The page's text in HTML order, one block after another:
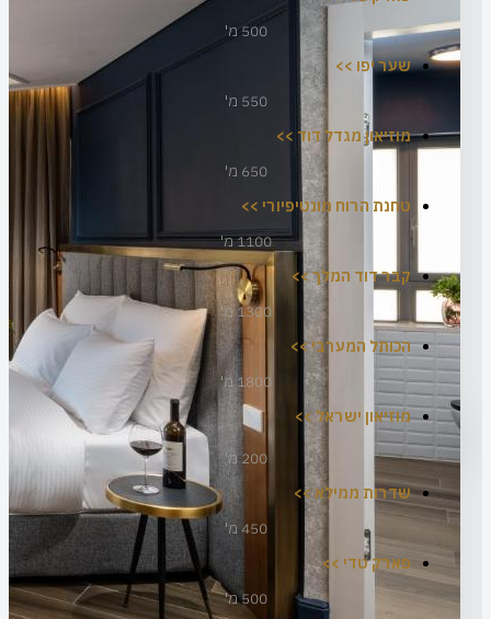
500 מ'
שער יפו >>
550 מ'
מוזיאון מגדל דוד >>
650 מ'
טחנת הרוח מונטיפיורי >>
1100 מ'
קבר דוד המלך >>
1300 מ'
הכותל המערבי >>
1800 מ'
מוזיאון ישראל >>
200 מ'
שדרות ממילא >>
450 מ'
פארק טדי >>
500 מ'